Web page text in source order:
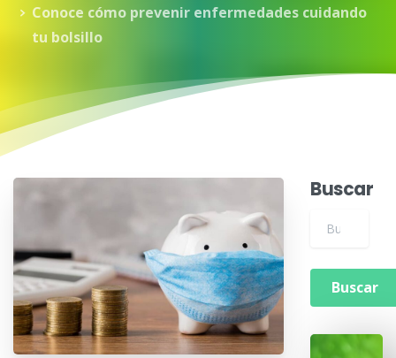
Conoce cómo prevenir enfermedades cuidando
tu bolsillo
Buscar
Buscar para: